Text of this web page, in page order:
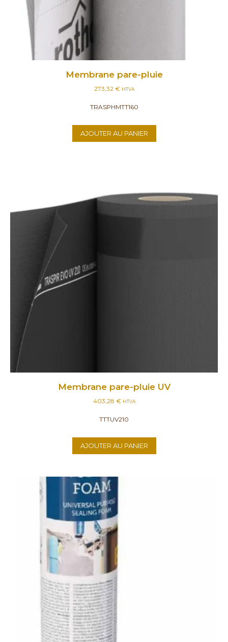
Membrane pare-pluie
273,32 € HTVA
TRASPHMTT160
AJOUTER AU PANIER
Membrane pare-pluie UV
403,28 € HTVA
TTTUV210
AJOUTER AU PANIER